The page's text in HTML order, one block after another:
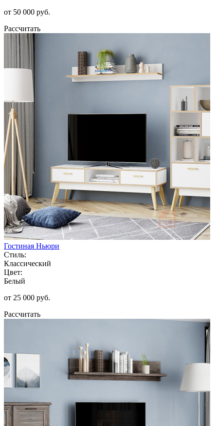
от 50 000 руб.
Рассчитать
Гостиная Ньюри
Стиль:
Классический
Цвет:
Белый
от 25 000 руб.
Рассчитать